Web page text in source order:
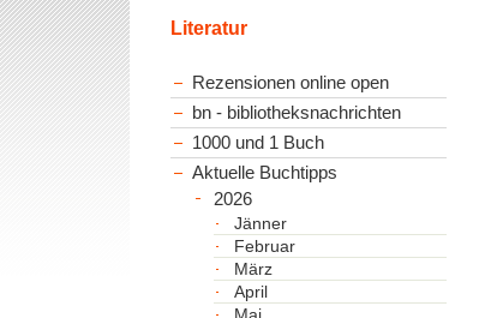
Literatur
Rezensionen online open
bn - bibliotheksnachrichten
1000 und 1 Buch
Aktuelle Buchtipps
2026
Jänner
Februar
März
April
Mai